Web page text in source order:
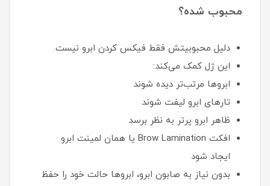
محبوب شده؟
دلیل محبوبیتش فقط فیکس کردن ابرو نیست.
این ژل کمک می‌کند:
ابروها مرتب‌تر دیده شوند
تارهای ابرو لیفت شوند
ظاهر ابرو پرتر به نظر برسد
افکت Brow Lamination یا همان لمینت ابرو
ایجاد شود
بدون نیاز به صابون ابرو، ابروها حالت خود را حفظ